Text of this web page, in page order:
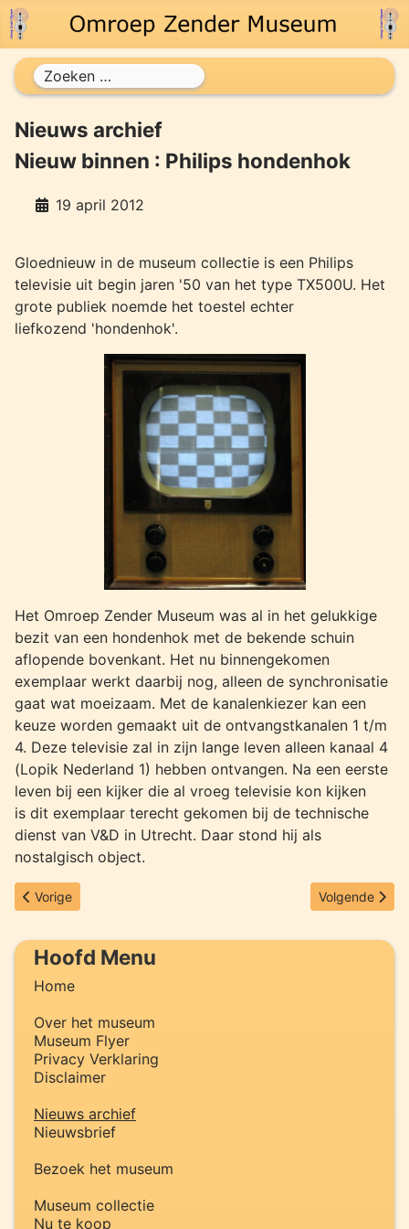
Zoeken
Hoofd Menu
Home
Over het museum
Museum Flyer
Privacy Verklaring
Disclaimer
Nieuws archief
Nieuwsbrief
Bezoek het museum
Museum collectie
Nu te koop
Nieuws archief
Nieuw binnen : Philips hondenhok
19 april 2012
Gloednieuw in de museum collectie is een Philips
televisie uit begin jaren '50 van het type TX500U. Het
grote publiek noemde het toestel echter
liefkozend 'hondenhok'.
Het Omroep Zender Museum was al in het gelukkige
bezit van een hondenhok met de bekende schuin
aflopende bovenkant. Het nu binnengekomen
exemplaar werkt daarbij nog, alleen de synchronisatie
gaat wat moeizaam. Met de kanalenkiezer kan een
keuze worden gemaakt uit de ontvangstkanalen 1 t/m
4. Deze televisie zal in zijn lange leven alleen kanaal 4
(Lopik Nederland 1) hebben ontvangen. Na een eerste
leven bij een kijker die al vroeg televisie kon kijken
is dit exemplaar terecht gekomen bij de technische
dienst van V&D in Utrecht. Daar stond hij als
nostalgisch object.
Vorig artikel: Nieuwsbrief september 2012 verstuurd
Vorige Volgende
Volgende